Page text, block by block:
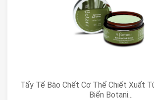
Tẩy Tế Bào Chết Cơ Thể Chiết Xuất
Biển Botani...